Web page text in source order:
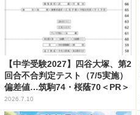
【中学受験2027】四谷大塚、第2
回合不合判定テスト（7/5実施）
偏差値…筑駒74・桜蔭70＜PR＞
2026.7.10